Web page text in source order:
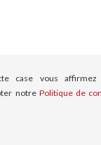
case vous
notre Politique de